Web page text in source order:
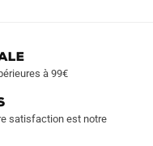
à 99€
satisfaction est notre